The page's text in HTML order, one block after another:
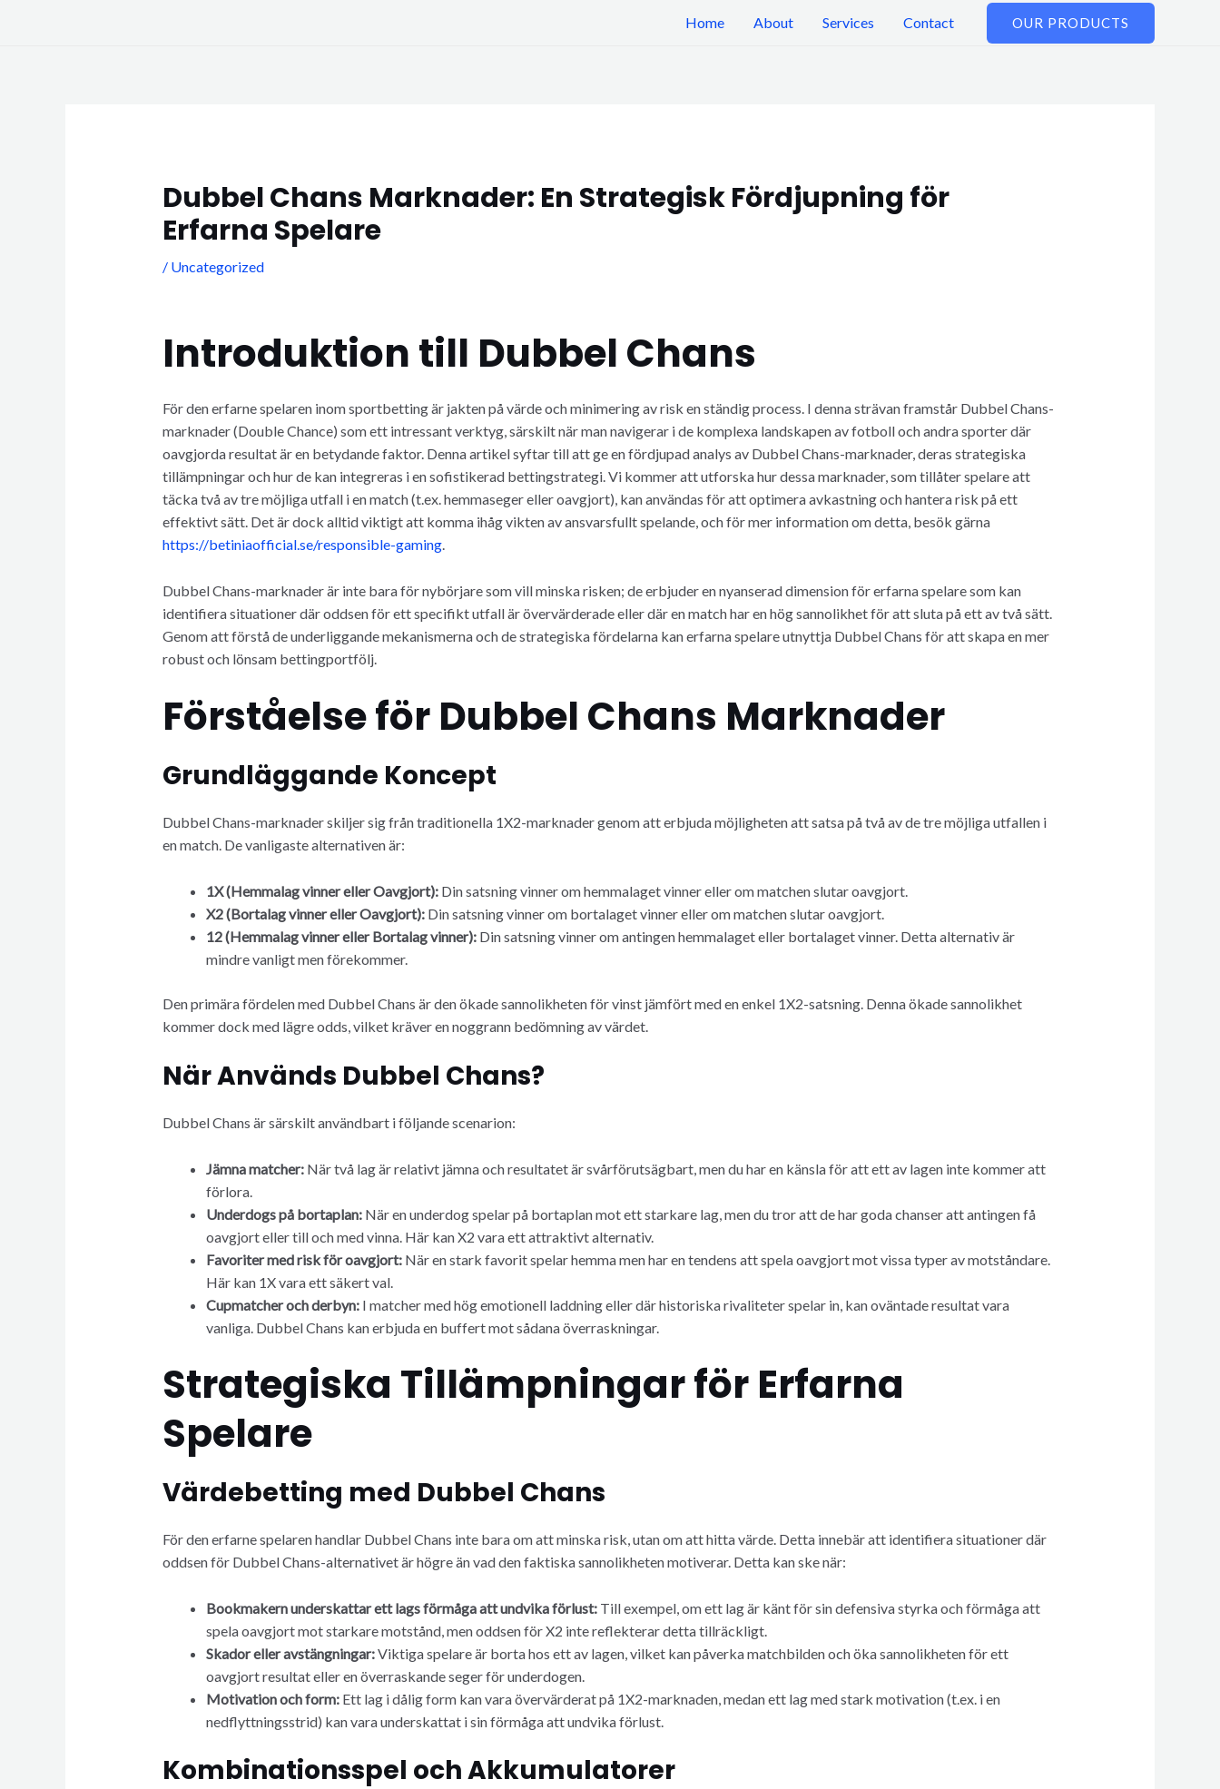
Home About Services Contact OUR PRODUCTS
Dubbel Chans Marknader: En Strategisk Fördjupning för
Erfarna Spelare
/ Uncategorized
Introduktion till Dubbel Chans
För den erfarne spelaren inom sportbetting är jakten på värde och minimering av risk en ständig process. I denna strävan framstår Dubbel Chans-
marknader (Double Chance) som ett intressant verktyg, särskilt när man navigerar i de komplexa landskapen av fotboll och andra sporter där
oavgjorda resultat är en betydande faktor. Denna artikel syftar till att ge en fördjupad analys av Dubbel Chans-marknader, deras strategiska
tillämpningar och hur de kan integreras i en sofistikerad bettingstrategi. Vi kommer att utforska hur dessa marknader, som tillåter spelare att
täcka två av tre möjliga utfall i en match (t.ex. hemmaseger eller oavgjort), kan användas för att optimera avkastning och hantera risk på ett
effektivt sätt. Det är dock alltid viktigt att komma ihåg vikten av ansvarsfullt spelande, och för mer information om detta, besök gärna
https://betiniaofficial.se/responsible-gaming.
Dubbel Chans-marknader är inte bara för nybörjare som vill minska risken; de erbjuder en nyanserad dimension för erfarna spelare som kan
identifiera situationer där oddsen för ett specifikt utfall är övervärderade eller där en match har en hög sannolikhet för att sluta på ett av två sätt.
Genom att förstå de underliggande mekanismerna och de strategiska fördelarna kan erfarna spelare utnyttja Dubbel Chans för att skapa en mer
robust och lönsam bettingportfölj.
Förståelse för Dubbel Chans Marknader
Grundläggande Koncept
Dubbel Chans-marknader skiljer sig från traditionella 1X2-marknader genom att erbjuda möjligheten att satsa på två av de tre möjliga utfallen i
en match. De vanligaste alternativen är:
1X (Hemmalag vinner eller Oavgjort):Din satsning vinner om hemmalaget vinner eller om matchen slutar oavgjort.
X2 (Bortalag vinner eller Oavgjort):Din satsning vinner om bortalaget vinner eller om matchen slutar oavgjort.
12 (Hemmalag vinner eller Bortalag vinner):Din satsning vinner om antingen hemmalaget eller bortalaget vinner. Detta alternativ är
mindre vanligt men förekommer.
Den primära fördelen med Dubbel Chans är den ökade sannolikheten för vinst jämfört med en enkel 1X2-satsning. Denna ökade sannolikhet
kommer dock med lägre odds, vilket kräver en noggrann bedömning av värdet.
När Används Dubbel Chans?
Dubbel Chans är särskilt användbart i följande scenarion:
Jämna matcher:När två lag är relativt jämna och resultatet är svårförutsägbart, men du har en känsla för att ett av lagen inte kommer att
förlora.
Underdogs på bortaplan:När en underdog spelar på bortaplan mot ett starkare lag, men du tror att de har goda chanser att antingen få
oavgjort eller till och med vinna. Här kan X2 vara ett attraktivt alternativ.
Favoriter med risk för oavgjort:När en stark favorit spelar hemma men har en tendens att spela oavgjort mot vissa typer av motståndare.
Här kan 1X vara ett säkert val.
Cupmatcher och derbyn:I matcher med hög emotionell laddning eller där historiska rivaliteter spelar in, kan oväntade resultat vara
vanliga. Dubbel Chans kan erbjuda en buffert mot sådana överraskningar.
Strategiska Tillämpningar för Erfarna
Spelare
Värdebetting med Dubbel Chans
För den erfarne spelaren handlar Dubbel Chans inte bara om att minska risk, utan om att hitta värde. Detta innebär att identifiera situationer där
oddsen för Dubbel Chans-alternativet är högre än vad den faktiska sannolikheten motiverar. Detta kan ske när:
Bookmakern underskattar ett lags förmåga att undvika förlust:Till exempel, om ett lag är känt för sin defensiva styrka och förmåga att
spela oavgjort mot starkare motstånd, men oddsen för X2 inte reflekterar detta tillräckligt.
Skador eller avstängningar:Viktiga spelare är borta hos ett av lagen, vilket kan påverka matchbilden och öka sannolikheten för ett
oavgjort resultat eller en överraskande seger för underdogen.
Motivation och form:Ett lag i dålig form kan vara övervärderat på 1X2-marknaden, medan ett lag med stark motivation (t.ex. i en
nedflyttningsstrid) kan vara underskattat i sin förmåga att undvika förlust.
Kombinationsspel och Akkumulatorer